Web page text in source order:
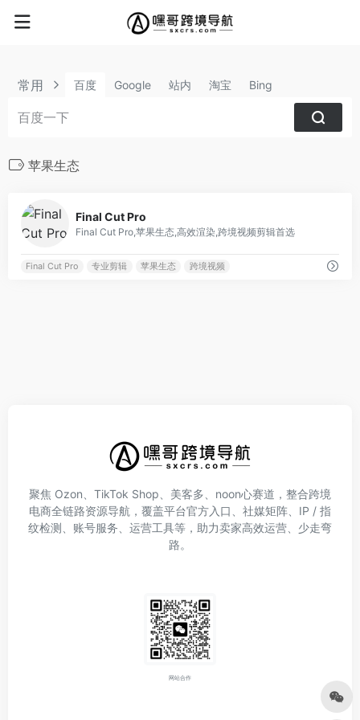
常用 百度 Google 站内 淘宝 Bing
苹果生态
Final Cut Pro
Final Cut Pro,苹果生态,高效渲染,跨境视频剪辑首选
Final Cut Pro 专业剪辑 苹果生态 跨境视频
聚焦 Ozon、TikTok Shop、美客多、noon心赛道，整合跨境
电商全链路资源导航，覆盖平台官方入口、社媒矩阵、IP / 指
纹检测、账号服务、运营工具等，助力卖家高效运营、少走弯
路。
网站合作